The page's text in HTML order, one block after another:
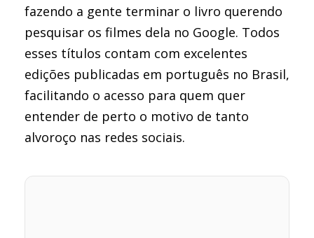
fazendo a gente terminar o livro querendo
pesquisar os filmes dela no Google. Todos
esses títulos contam com excelentes
edições publicadas em português no Brasil,
facilitando o acesso para quem quer
entender de perto o motivo de tanto
alvoroço nas redes sociais.